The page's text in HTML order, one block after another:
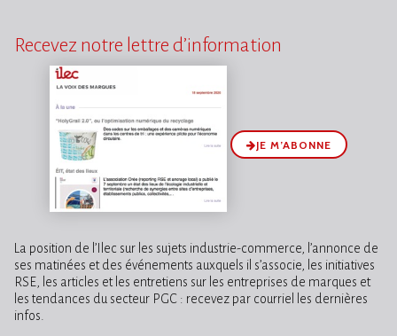
Recevez notre lettre d’information
JE M’ABONNE
La position de l’Ilec sur les sujets industrie-commerce, l’annonce de
ses matinées et des événements auxquels il s’associe, les initiatives
RSE, les articles et les entretiens sur les entreprises de marques et
les tendances du secteur PGC : recevez par courriel les dernières
infos.